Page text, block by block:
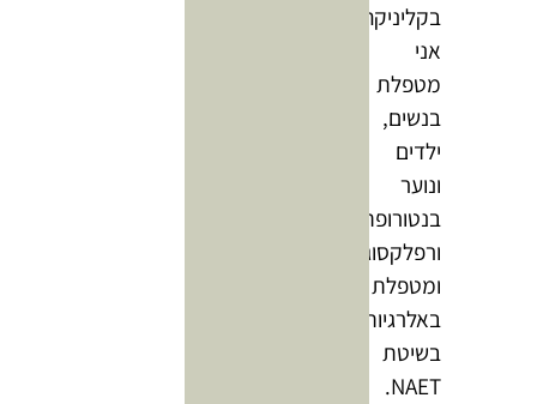
בקליניקה
אני
מטפלת
בנשים,
ילדים
ונוער
בנטורופתיה
ורפלקסוגיה
ומטפלת
באלרגיות
בשיטת
NAET.